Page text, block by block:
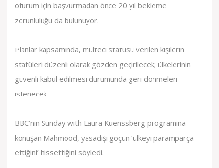
oturum için başvurmadan önce 20 yıl bekleme
zorunluluğu da bulunuyor.
Planlar kapsamında, mülteci statüsü verilen kişilerin
statüleri düzenli olarak gözden geçirilecek; ülkelerinin
güvenli kabul edilmesi durumunda geri dönmeleri
istenecek.
BBC’nin Sunday with Laura Kuenssberg programına
konuşan Mahmood, yasadışı göçün ‘ülkeyi paramparça
ettiğini’ hissettiğini söyledi.